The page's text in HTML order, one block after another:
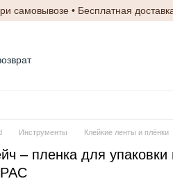
самовывозе • Бесплатная
Инструменты Клейкие ленты и плёнки
– пленка для